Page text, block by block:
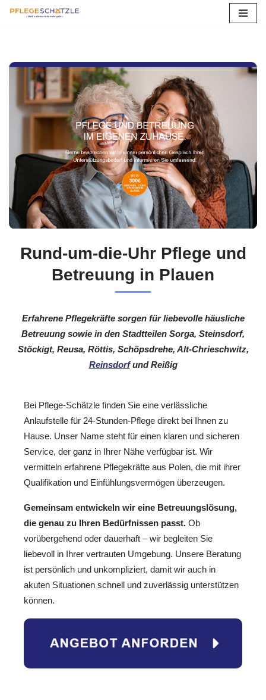
springen
Rund-um-die-Uhr Pflege und
Betreuung in Plauen
Erfahrene Pflegekräfte sorgen für liebevolle häusliche
Betreuung sowie in den Stadtteilen Sorga, Steinsdorf,
Stöckigt, Reusa, Röttis, Schöpsdrehe, Alt-Chrieschwitz,
Reinsdorfund Reißig
Bei Pflege-Schätzle finden Sie eine verlässliche
Anlaufstelle für 24-Stunden-Pflege direkt bei Ihnen zu
Hause. Unser Name steht für einen klaren und sicheren
Service, der ganz in Ihrer Nähe verfügbar ist. Wir
vermitteln erfahrene Pflegekräfte aus Polen, die mit ihrer
Qualifikation und Einfühlungsvermögen überzeugen.
Gemeinsam entwickeln wir eine Betreuungslösung,
die genau zu Ihren Bedürfnissen passt. Ob
vorübergehend oder dauerhaft – wir begleiten Sie
liebevoll in Ihrer vertrauten Umgebung. Unsere Beratung
ist persönlich und unkompliziert, damit wir auch in
akuten Situationen schnell und zuverlässig unterstützen
können.